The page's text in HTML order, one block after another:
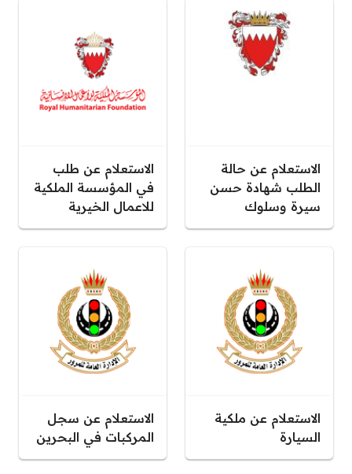
الاستعلام عن حالة
الطلب شهادة حسن
سيرة وسلوك
الاستعلام عن طلب
في المؤسسة الملكية
للاعمال الخيرية
الاستعلام عن ملكية
السيارة
الاستعلام عن سجل
المركبات في البحرين